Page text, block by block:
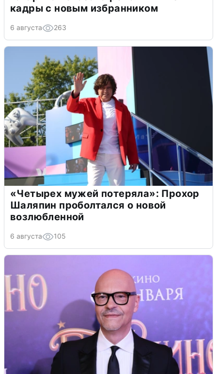
кадры с новым избранником
6 августа 263
«Четырех мужей потеряла»: Прохор
Шаляпин проболтался о новой
возлюбленной
6 августа 105